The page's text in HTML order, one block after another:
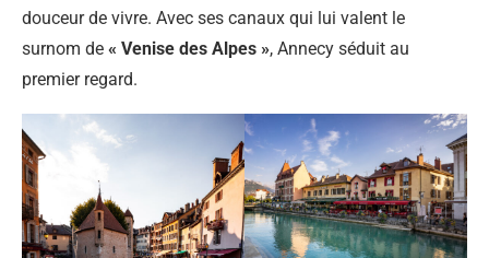
douceur de vivre. Avec ses canaux qui lui valent le
surnom de « Venise des Alpes », Annecy séduit au
premier regard.